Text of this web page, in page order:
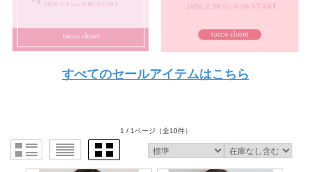
すべてのセールアイテムはこちら
1 / 1ページ （全10件）